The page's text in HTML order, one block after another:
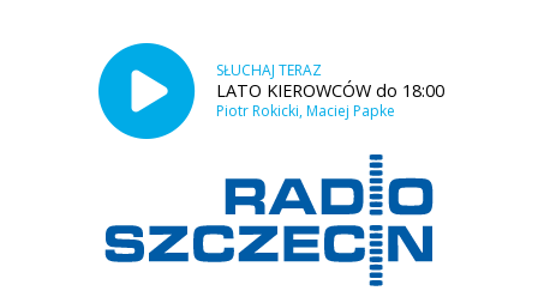
SŁUCHAJ TERAZ
LATO KIEROWCÓW do 18:00
Piotr Rokicki, Maciej Papke